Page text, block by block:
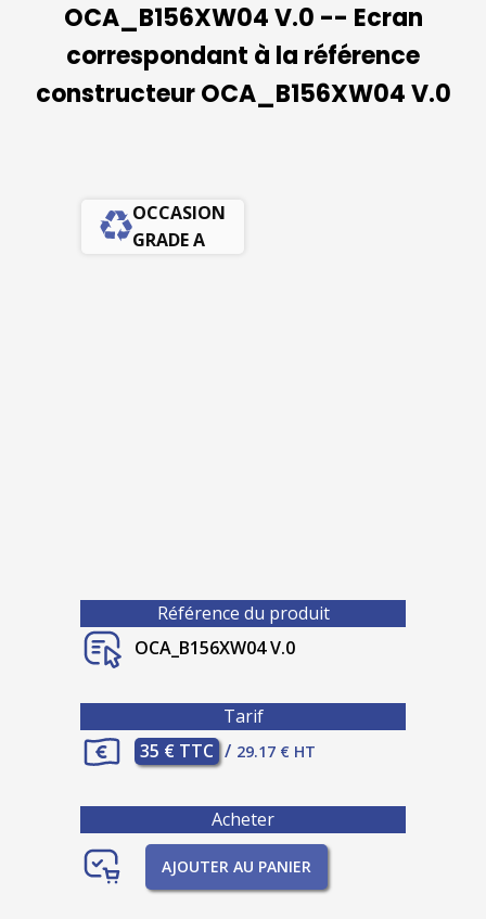
OCA_B156XW04 V.0 -- Ecran
correspondant à la référence
constructeur OCA_B156XW04 V.0
OCCASION
GRADE A
Référence du produit
OCA_B156XW04 V.0
Tarif
35 € TTC / 29.17 € HT
Acheter
AJOUTER AU PANIER